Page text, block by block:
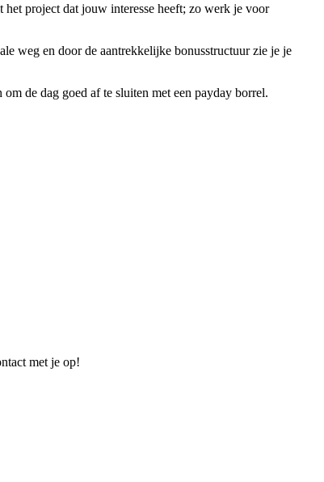
het project dat jouw interesse heeft; zo werk je voor
weg en door de aantrekkelijke bonusstructuur zie je je
de dag goed af te sluiten met een payday borrel.
met je op!